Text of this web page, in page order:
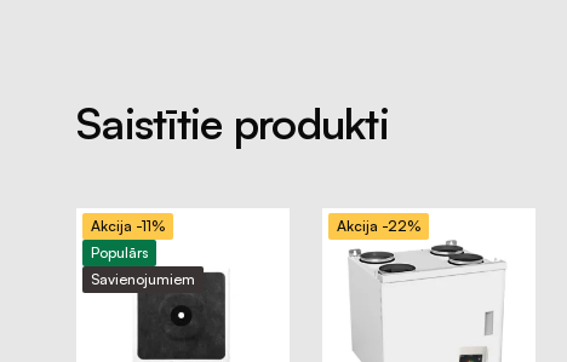
Saistītie produkti
Akcija -11%
Populārs
Savienojumiem
Akcija -22%